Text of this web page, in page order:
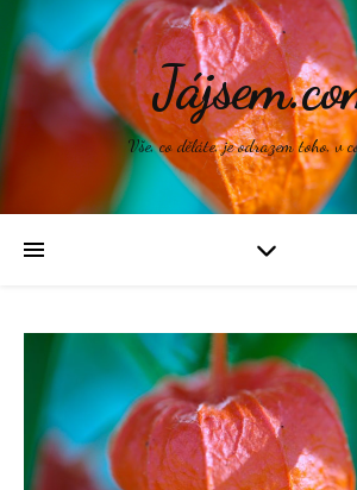
Vše, co děláte, je odrazem toho, v